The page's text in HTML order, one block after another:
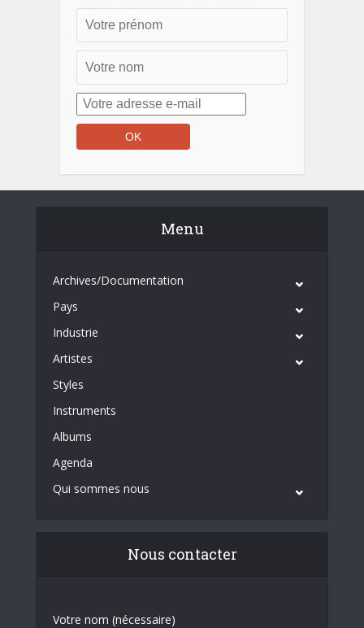
Menu
Archives/Documentation
Pays
Industrie
Artistes
Styles
Instruments
Albums
Agenda
Qui sommes nous
Nous contacter
Votre nom (nécessaire)